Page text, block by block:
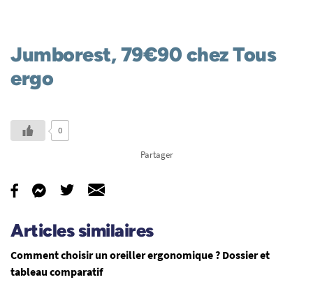
Jumborest, 79€90 chez Tous
ergo
0
Partager
Articles similaires
Comment choisir un oreiller ergonomique ? Dossier et
tableau comparatif